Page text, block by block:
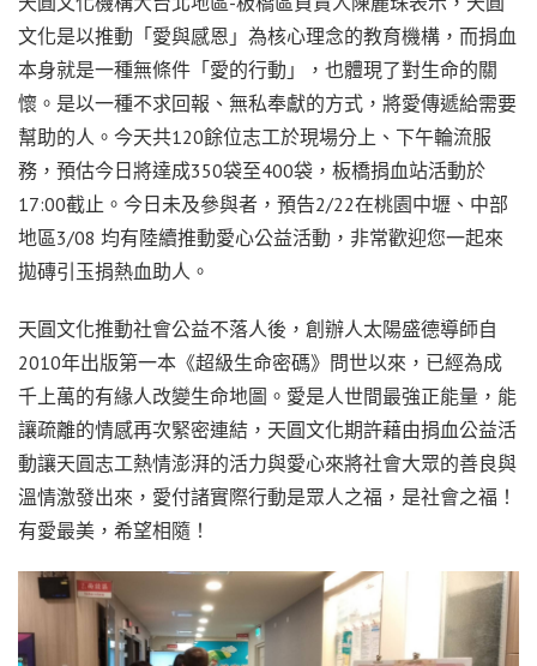
文化是以推動「愛與感恩」為核心理念的教育機構，而捐血
本身就是一種無條件「愛的行動」，也體現了對生命的關
懷。是以一種不求回報、無私奉獻的方式，將愛傳遞給需要
幫助的人。今天共120餘位志工於現場分上、下午輪流服
務，預估今日將達成350袋至400袋，板橋捐血站活動於
17:00截止。今日未及參與者，預告2/22在桃園中壢、中部
地區3/08 均有陸續推動愛心公益活動，非常歡迎您一起來
拋磚引玉捐熱血助人。
天圓文化推動社會公益不落人後，創辦人太陽盛德導師自
2010年出版第一本《超級生命密碼》問世以來，已經為成
千上萬的有緣人改變生命地圖。愛是人世間最強正能量，能
讓疏離的情感再次緊密連結，天圓文化期許藉由捐血公益活
動讓天圓志工熱情澎湃的活力與愛心來將社會大眾的善良與
溫情激發出來，愛付諸實際行動是眾人之福，是社會之福！
有愛最美，希望相隨！